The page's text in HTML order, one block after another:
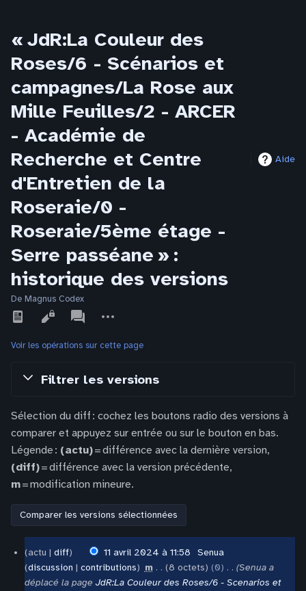
« JdR:La Couleur des
Roses/6 - Scénarios et
campagnes/La Rose aux
Mille Feuilles/2 - ARCER
- Académie de
Recherche et Centre
d'Entretien de la
Roseraie/0 -
Roseraie/5ème étage -
Serre passéane » :
historique des versions
Aide
De Magnus Codex
Affichages
associated-
pages
actions
Voir les opérations sur cette page
Filtrer les versions
Sélection du diff : cochez les boutons radio des versions à
comparer et appuyez sur entrée ou sur le bouton en bas.
Légende : (actu)= différence avec la dernière version,
(diff)= différence avec la version précédente,
m= modification mineure.
avril
2024
actu diff 11 avril 2024 à 11:58
Senua
discussion
contributions m 8 octets 0
Senua a
déplacé la page JdR:La Couleur des Roses/6 - Scenarios et